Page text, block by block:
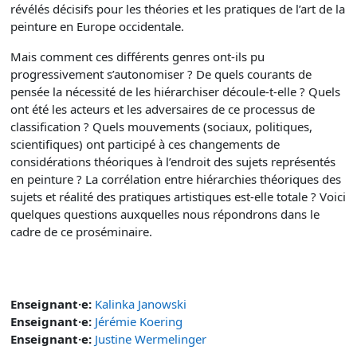
révélés décisifs pour les théories et les pratiques de l’art de la
peinture en Europe occidentale.
Mais comment ces différents genres ont-ils pu
progressivement s’autonomiser ? De quels courants de
pensée la nécessité de les hiérarchiser découle-t-elle ? Quels
ont été les acteurs et les adversaires de ce processus de
classification ? Quels mouvements (sociaux, politiques,
scientifiques) ont participé à ces changements de
considérations théoriques à l’endroit des sujets représentés
en peinture ? La corrélation entre hiérarchies théoriques des
sujets et réalité des pratiques artistiques est-elle totale ? Voici
quelques questions auxquelles nous répondrons dans le
cadre de ce proséminaire.
Enseignant·e: Kalinka Janowski
Enseignant·e: Jérémie Koering
Enseignant·e: Justine Wermelinger